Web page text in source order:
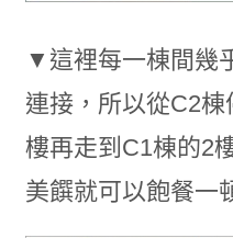
▼這裡每一棟間幾
連接，所以從C2
樓再走到C1棟的2
美饌就可以飽餐一